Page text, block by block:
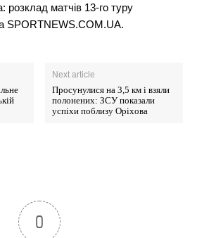
розклад матчів 13-го туру
SPORTNEWS.COM.UA.
Next article
Просунулися на 3,5 км і взяли
полонених: ЗСУ показали
успіхи поблизу Оріхова
0